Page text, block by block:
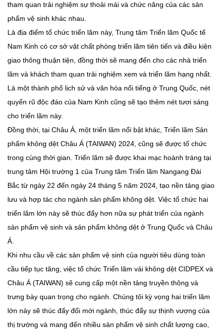
tham quan trải nghiệm sự thoải mái và chức năng của các sản
phẩm vệ sinh khác nhau.
Là địa điểm tổ chức triển lãm này, Trung tâm Triển lãm Quốc tế
Nam Kinh có cơ sở vật chất phòng triển lãm tiên tiến và điều kiện
giao thông thuận tiện, đồng thời sẽ mang đến cho các nhà triển
lãm và khách tham quan trải nghiệm xem và triển lãm hạng nhất.
Là một thành phố lịch sử và văn hóa nổi tiếng ở Trung Quốc, nét
quyến rũ độc đáo của Nam Kinh cũng sẽ tạo thêm nét tươi sáng
cho triển lãm này.
Đồng thời, tại Châu Á, một triển lãm nổi bật khác, Triển lãm Sản
phẩm không dệt Châu Á (TAIWAN) 2024, cũng sẽ được tổ chức
trong cùng thời gian. Triển lãm sẽ được khai mạc hoành tráng tại
trung tâm Hội trường 1 của Trung tâm Triển lãm Nangang Đài
Bắc từ ngày 22 đến ngày 24 tháng 5 năm 2024, tạo nền tảng giao
lưu và hợp tác cho ngành sản phẩm không dệt. Việc tổ chức hai
triển lãm lớn này sẽ thúc đẩy hơn nữa sự phát triển của ngành
sản phẩm vệ sinh và sản phẩm không dệt ở Trung Quốc và Châu
Á.
Khi nhu cầu về các sản phẩm vệ sinh của người tiêu dùng toàn
cầu tiếp tục tăng, việc tổ chức Triển lãm vải không dệt CIDPEX và
Châu Á (TAIWAN) sẽ cung cấp một nền tảng truyền thông và
trưng bày quan trọng cho ngành. Chúng tôi kỳ vọng hai triển lãm
lớn này sẽ thúc đẩy đổi mới ngành, thúc đẩy sự thịnh vượng của
thị trường và mang đến nhiều sản phẩm vệ sinh chất lượng cao,